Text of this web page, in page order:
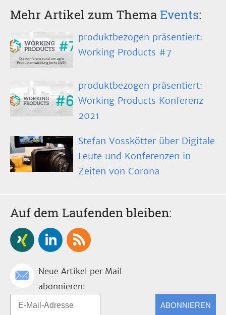
Mehr Artikel zum ThemaEvents:
produktbezogen präsentiert:
Working Products #7
produktbezogen präsentiert:
Working Products Konferenz
2021
Stefan Vosskötter über Digitale
Leute und Konferenzen in
Zeiten von Corona
Auf dem Laufenden bleiben:
Neue Artikel per Mail
abonnieren:
ABONNIEREN